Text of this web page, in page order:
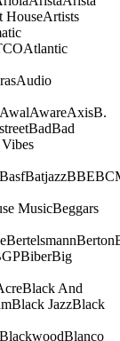
HouseArtists
Atlantic
Audio
AwalAwareAxisB.
BadBad
BasfBatjazzBBE
MusicBeggars
BertelsmannBerton
BiberBig
Black And
Black JazzBlack
BlackwoodBlanco